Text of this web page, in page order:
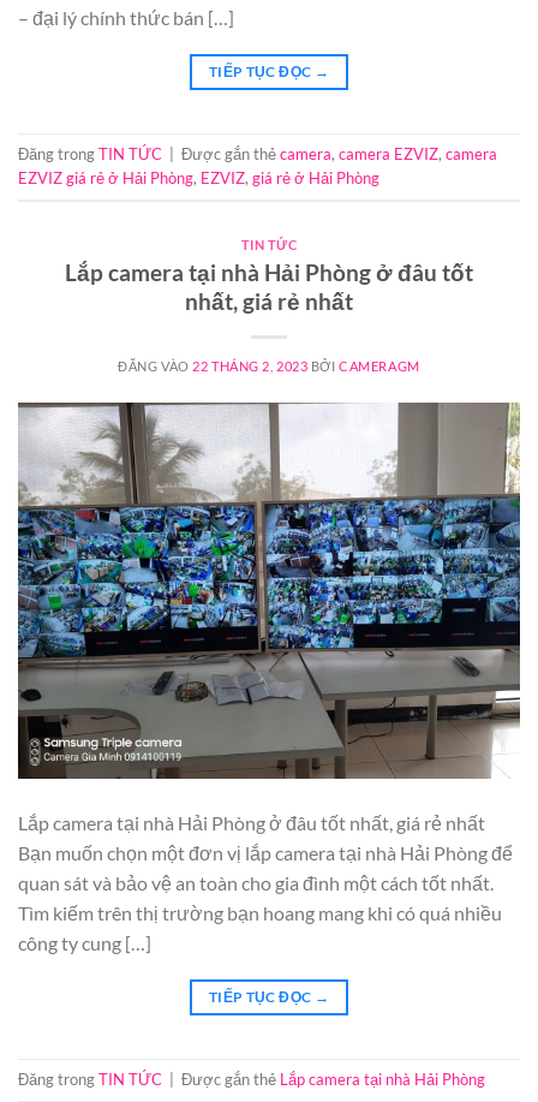
– đại lý chính thức bán […]
TIẾP TỤC ĐỌC →
Đăng trongTIN TỨC Được gắn thẻcamera, camera EZVIZ, camera
EZVIZ giá rẻ ở Hải Phòng, EZVIZ, giá rẻ ở Hải Phòng
TIN TỨC
Lắp camera tại nhà Hải Phòng ở đâu tốt
nhất, giá rẻ nhất
ĐĂNG VÀO 22 THÁNG 2, 2023 BỞICAMERAGM
Lắp camera tại nhà Hải Phòng ở đâu tốt nhất, giá rẻ nhất
Bạn muốn chọn một đơn vị lắp camera tại nhà Hải Phòng để
quan sát và bảo vệ an toàn cho gia đình một cách tốt nhất.
Tìm kiếm trên thị trường bạn hoang mang khi có quá nhiều
công ty cung […]
TIẾP TỤC ĐỌC →
Đăng trongTIN TỨC Được gắn thẻ Lắp camera tại nhà Hải Phòng